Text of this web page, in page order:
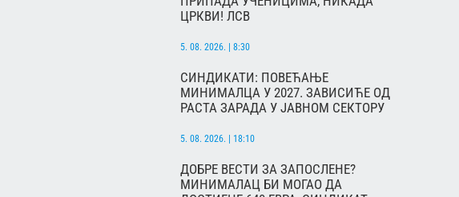
ЦРКВИ! ЛСВ
5. 08. 2026. | 8:30
СИНДИКАТИ: ПОВЕЋАЊЕ
МИНИМАЛЦА У 2027. ЗАВИСИЋЕ ОД
РАСТА ЗАРАДА У ЈАВНОМ СЕКТОРУ
5. 08. 2026. | 18:10
ДОБРЕ ВЕСТИ ЗА ЗАПОСЛЕНЕ?
МИНИМАЛАЦ БИ МОГАО ДА